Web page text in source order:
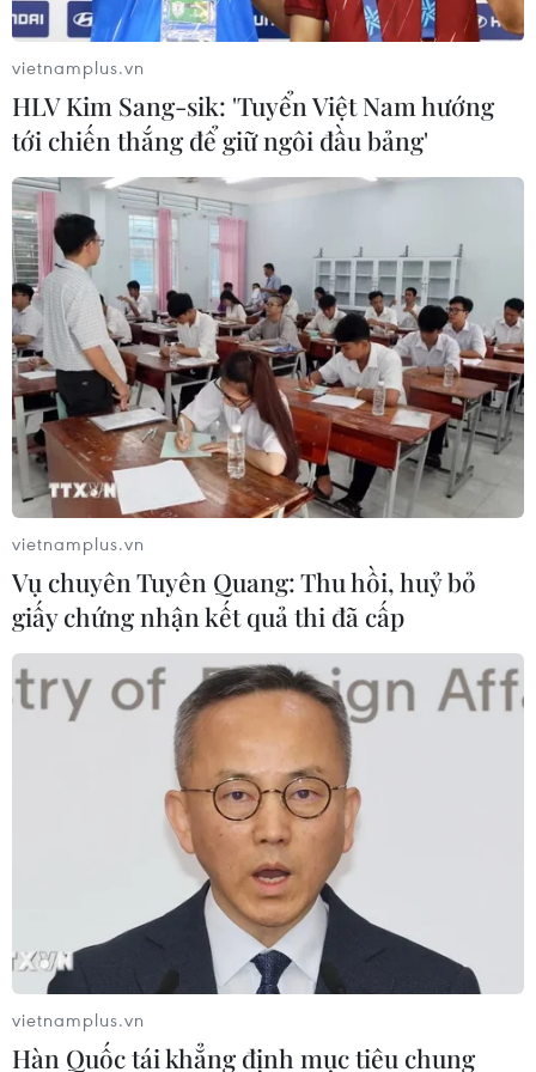
(Vietnam+)
#Mâm cỗ ngày Tết
#Món ăn truyền thống
#Giò xào #Nem rán
Theo dõi VietnamPlus
vietnamplus.vn
HLV Kim Sang-sik: 'Tuyển Việt Nam hướng
tới chiến thắng để giữ ngôi đầu bảng'
vietnamplus.vn
Vụ chuyên Tuyên Quang: Thu hồi, huỷ bỏ
giấy chứng nhận kết quả thi đã cấp
vietnamplus.vn
Hàn Quốc tái khẳng định mục tiêu chung